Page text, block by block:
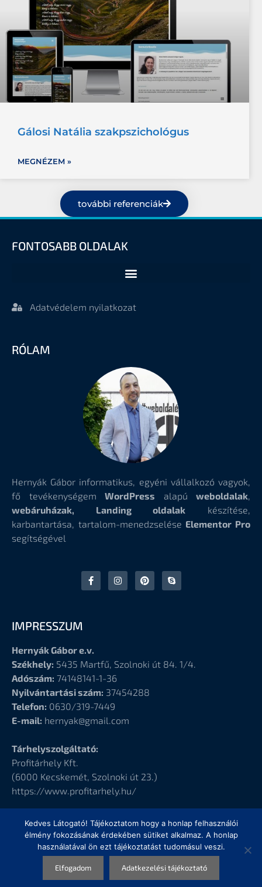
Gálosi Natália szakpszichológus
MEGNÉZEM »
további referenciák
FONTOSABB OLDALAK
Adatvédelem nyilatkozat
RÓLAM
Hernyák Gábor informatikus, egyéni vállalkozó vagyok,
fő tevékenységem WordPress alapú weboldalak
webáruházak, Landing oldalak készítése,
karbantartása, tartalom-menedzselése Elementor Pro
segítségével
IMPRESSZUM
Hernyák Gábor e.v.
Székhely: 5435 Martfű, Szolnoki út 84. 1/4.
Adószám: 74148141-1-36
Nyilvántartási szám: 37454288
Telefon: 0630/319-7449
E-mail: hernyak@gmail.com
Tárhelyszolgáltató:
Profitárhely Kft.
(6000 Kecskemét, Szolnoki út 23.)
https://www.profitarhely.hu/
© Hernyák Gábor e.v.
Design
by Elementor Pro
Kedves Látogató! Tájékoztatom hogy a honlap felhasználói
élmény fokozásának érdekében sütiket alkalmaz. A honlap
használatával ön ezt tájékoztatást tudomásul veszi.
Elfogadom Adatkezelési tájékoztató